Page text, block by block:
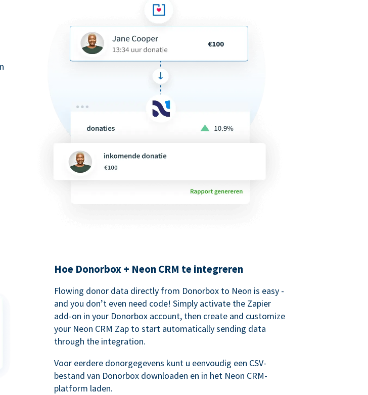
Hoe Donorbox + Neon CRM te integreren
Flowing donor data directly from Donorbox to Neon is easy -
and you don’t even need code! Simply activate the Zapier
add-on in your Donorbox account, then create and customize
your Neon CRM Zap to start automatically sending data
through the integration.
Voor eerdere donorgegevens kunt u eenvoudig een CSV-
bestand van Donorbox downloaden en in het Neon CRM-
platform laden.